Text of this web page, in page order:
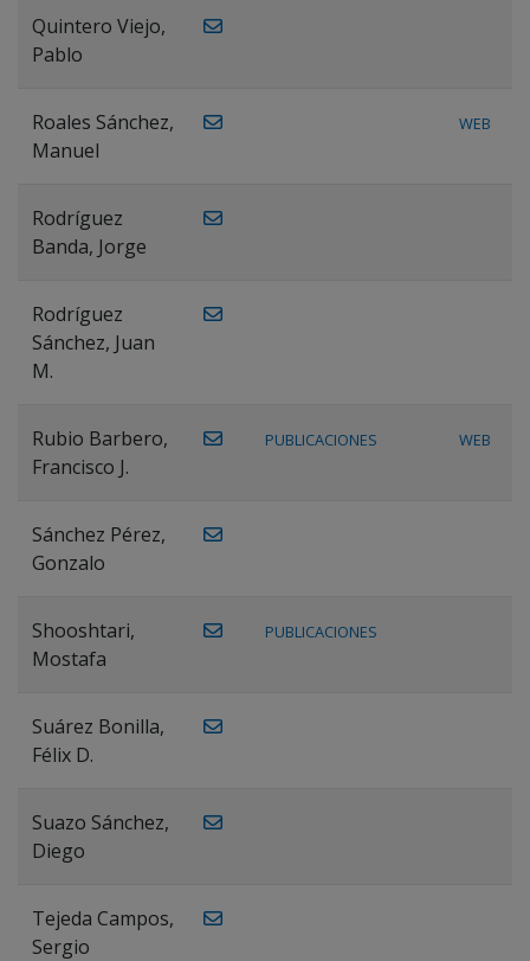
Quintero Viejo,
Pablo
Roales Sánchez,
Manuel
WEB
Rodríguez
Banda, Jorge
Rodríguez
Sánchez, Juan
M.
Rubio Barbero,
Francisco J.
PUBLICACIONES WEB
Sánchez Pérez,
Gonzalo
Shooshtari,
Mostafa
PUBLICACIONES
Suárez Bonilla,
Félix D.
Suazo Sánchez,
Diego
Tejeda Campos,
Sergio